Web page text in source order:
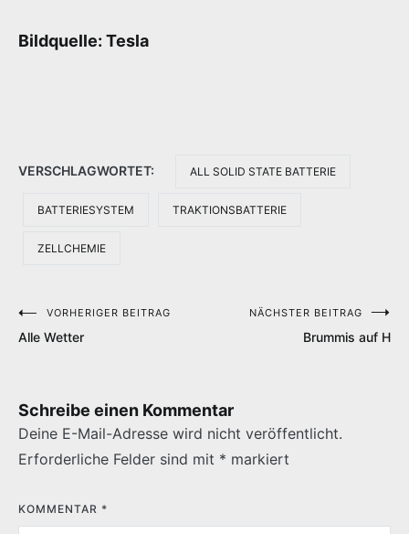
Bildquelle: Tesla
VERSCHLAGWORTET: ALL SOLID STATE BATTERIE
BATTERIESYSTEM TRAKTIONSBATTERIE
ZELLCHEMIE
Beitragsnavigation
VORHERIGER BEITRAG
Alle Wetter
NÄCHSTER BEITRAG
Brummis auf H
Schreibe einen Kommentar
Deine E-Mail-Adresse wird nicht veröffentlicht.
Erforderliche Felder sind mit * markiert
KOMMENTAR *